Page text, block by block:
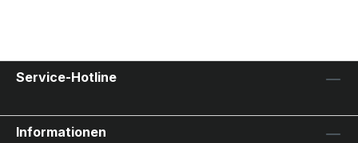
Service-Hotline
Informationen